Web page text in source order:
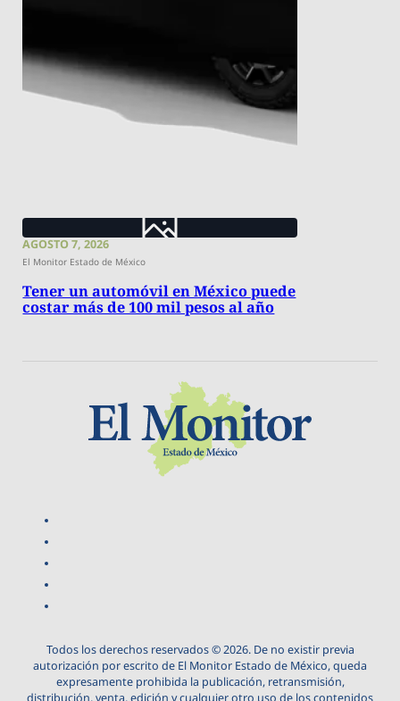
AGOSTO 7, 2026
El Monitor Estado de México
Tener un automóvil en México puede
costar más de 100 mil pesos al año
Todos los derechos reservados © 2026. De no existir previa
autorización por escrito de El Monitor Estado de México, queda
expresamente prohibida la publicación, retransmisión,